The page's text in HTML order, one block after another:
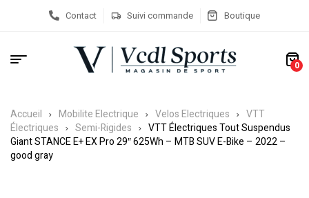
Contact Suivi commande Boutique
0
Accueil Mobilite Electrique Velos Electriques
VTT
Électriques
Semi-Rigides
VTT Électriques Tout Suspendus
Giant STANCE E+ EX Pro 29″ 625Wh – MTB SUV E-Bike – 2022 –
good gray